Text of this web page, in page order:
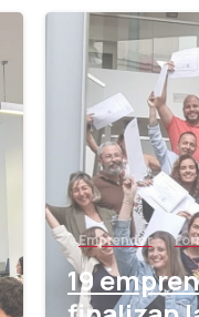
Emprender
19